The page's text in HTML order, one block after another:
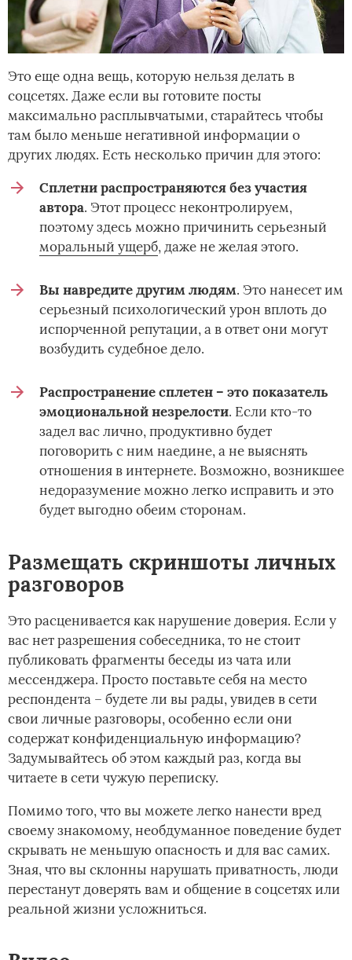
Это еще одна вещь, которую нельзя делать в
соцсетях. Даже если вы готовите посты
максимально расплывчатыми, старайтесь чтобы
там было меньше негативной информации о
других людях. Есть несколько причин для этого:
Сплетни распространяются без участия
автора. Этот процесс неконтролируем,
поэтому здесь можно причинить серьезный
моральный ущерб, даже не желая этого.
Вы навредите другим людям. Это нанесет им
серьезный психологический урон вплоть до
испорченной репутации, а в ответ они могут
возбудить судебное дело.
Распространение сплетен – это показатель
эмоциональной незрелости. Если кто-то
задел вас лично, продуктивно будет
поговорить с ним наедине, а не выяснять
отношения в интернете. Возможно, возникшее
недоразумение можно легко исправить и это
будет выгодно обеим сторонам.
Размещать скриншоты личных
разговоров
Это расценивается как нарушение доверия. Если у
вас нет разрешения собеседника, то не стоит
публиковать фрагменты беседы из чата или
мессенджера. Просто поставьте себя на место
респондента – будете ли вы рады, увидев в сети
свои личные разговоры, особенно если они
содержат конфиденциальную информацию?
Задумывайтесь об этом каждый раз, когда вы
читаете в сети чужую переписку.
Помимо того, что вы можете легко нанести вред
своему знакомому, необдуманное поведение будет
скрывать не меньшую опасность и для вас самих.
Зная, что вы склонны нарушать приватность, люди
перестанут доверять вам и общение в соцсетях или
реальной жизни усложниться.